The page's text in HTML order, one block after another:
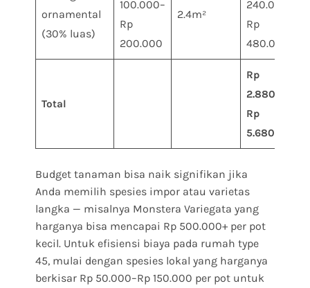
ornamental
(30% luas)
100.000–
Rp
200.000
2.4m²
240.000–
Rp
480.000
Total
Rp
2.880.000–
Rp
5.680.000
Budget tanaman bisa naik signifikan jika
Anda memilih spesies impor atau varietas
langka — misalnya Monstera Variegata yang
harganya bisa mencapai Rp 500.000+ per pot
kecil. Untuk efisiensi biaya pada rumah type
45, mulai dengan spesies lokal yang harganya
berkisar Rp 50.000–Rp 150.000 per pot untuk